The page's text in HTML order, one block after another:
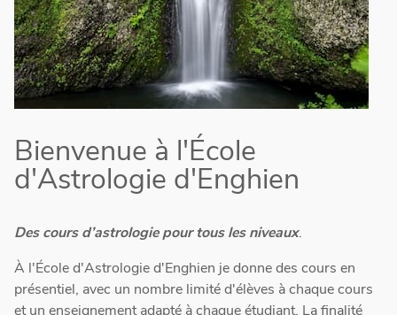
Bienvenue à l'École
d'Astrologie d'Enghien
Des cours d’astrologie pour tous les niveaux.
À l'École d'Astrologie d'Enghien je donne des cours en
présentiel, avec un nombre limité d'élèves à chaque cours
et un enseignement adapté à chaque étudiant. La finalité